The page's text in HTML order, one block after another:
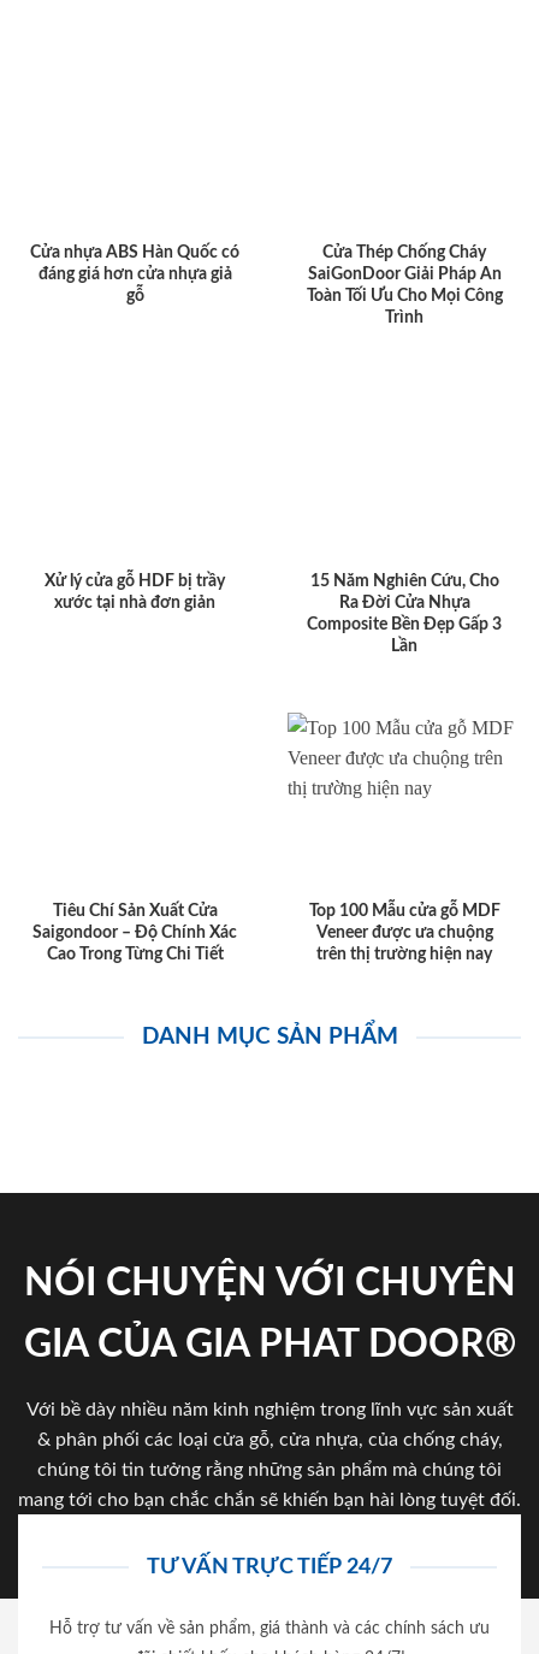
Cửa nhựa ABS Hàn Quốc có
đáng giá hơn cửa nhựa giả
gỗ
Cửa Thép Chống Cháy
SaiGonDoor Giải Pháp An
Toàn Tối Ưu Cho Mọi Công
Trình
Xử lý cửa gỗ HDF bị trầy
xước tại nhà đơn giản
15 Năm Nghiên Cứu, Cho
Ra Đời Cửa Nhựa
Composite Bền Đẹp Gấp 3
Lần
Tiêu Chí Sản Xuất Cửa
Saigondoor – Độ Chính Xác
Cao Trong Từng Chi Tiết
Top 100 Mẫu cửa gỗ MDF
Veneer được ưa chuộng
trên thị trường hiện nay
DANH MỤC SẢN PHẨM
NÓI CHUYỆN VỚI CHUYÊN
GIA CỦA GIA PHAT DOOR®
Với bề dày nhiều năm kinh nghiệm trong lĩnh vực sản xuất
& phân phối các loại cửa gỗ, cửa nhựa, của chống cháy,
chúng tôi tin tưởng rằng những sản phẩm mà chúng tôi
mang tới cho bạn chắc chắn sẽ khiến bạn hài lòng tuyệt đối.
TƯ VẤN TRỰC TIẾP 24/7
Hỗ trợ tư vấn về sản phẩm, giá thành và các chính sách ưu